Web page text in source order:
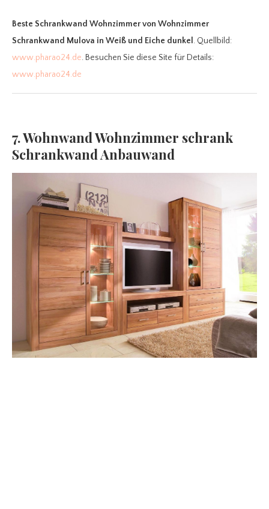
Beste Schrankwand Wohnzimmervon Wohnzimmer
Schrankwand Mulova in Weiß und Eiche dunkel. Quellbild:
www.pharao24.de. Besuchen Sie diese Site für Details:
www.pharao24.de
7. Wohnwand Wohnzimmer schrank
Schrankwand Anbauwand